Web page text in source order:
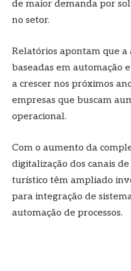
de maior demanda por
no setor.
Relatórios apontam que a
baseadas em automação
a crescer nos próximos
empresas que buscam
operacional.
Com o aumento da
digitalização dos canais
turístico têm ampliado
para integração de
automação de processos.